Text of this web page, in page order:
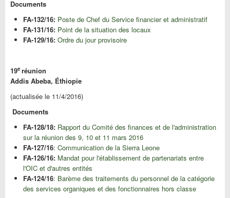
Documents
FA-132/16: Poste de Chef du Service financier et administratif
FA-131/16: Point de la situation des locaux
FA-129/16: Ordre du jour provisoire
19e réunion
Addis Abeba, Éthiopie
(actualisée le 11/4/2016)
Documents
FA-128/18: Rapport du Comité des finances et de l'administration
sur la réunion des 9, 10 et 11 mars 2016
FA-127/16: Communication de la Sierra Leone
FA-126/16: Mandat pour l'établissement de partenariats entre
l'OIC et d'autres entités
FA-124/16: Barème des traitements du personnel de la catégorie
des services organiques et des fonctionnaires hors classe